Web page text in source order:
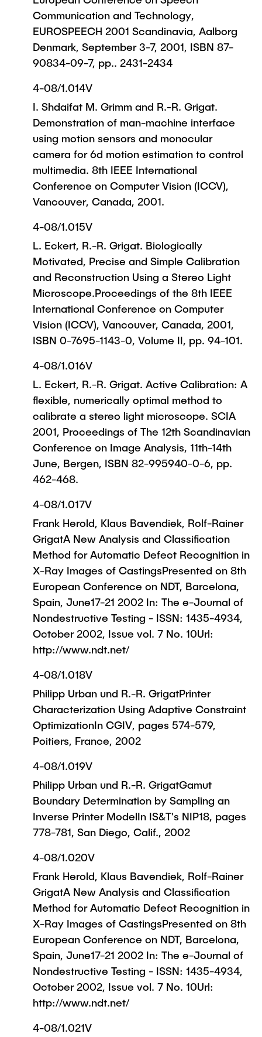
Communication and Technology,
EUROSPEECH 2001 Scandinavia, Aalborg
Denmark, September 3-7, 2001, ISBN 87-
90834-09-7, pp.. 2431-2434
4-08/1.014V
I. Shdaifat M. Grimm and R.-R. Grigat.
Demonstration of man-machine interface
using motion sensors and monocular
camera for 6d motion estimation to control
multimedia. 8th IEEE International
Conference on Computer Vision (ICCV),
Vancouver, Canada, 2001.
4-08/1.015V
L. Eckert, R.-R. Grigat. Biologically
Motivated, Precise and Simple Calibration
and Reconstruction Using a Stereo Light
Microscope.Proceedings of the 8th IEEE
International Conference on Computer
Vision (ICCV), Vancouver, Canada, 2001,
ISBN 0-7695-1143-0, Volume II, pp. 94-101.
4-08/1.016V
L. Eckert, R.-R. Grigat. Active Calibration: A
flexible, numerically optimal method to
calibrate a stereo light microscope. SCIA
2001, Proceedings of The 12th Scandinavian
Conference on Image Analysis, 11th-14th
June, Bergen, ISBN 82-995940-0-6, pp.
462-468.
4-08/1.017V
Frank Herold, Klaus Bavendiek, Rolf-Rainer
GrigatA New Analysis and Classification
Method for Automatic Defect Recognition in
X-Ray Images of CastingsPresented on 8th
European Conference on NDT, Barcelona,
Spain, June17-21 2002 In: The e-Journal of
Nondestructive Testing - ISSN: 1435-4934,
October 2002, Issue vol. 7 No. 10Url:
http://www.ndt.net/
4-08/1.018V
Philipp Urban und R.-R. GrigatPrinter
Characterization Using Adaptive Constraint
OptimizationIn CGIV, pages 574-579,
Poitiers, France, 2002
4-08/1.019V
Philipp Urban und R.-R. GrigatGamut
Boundary Determination by Sampling an
Inverse Printer ModelIn IS&T's NIP18, pages
778-781, San Diego, Calif., 2002
4-08/1.020V
Frank Herold, Klaus Bavendiek, Rolf-Rainer
GrigatA New Analysis and Classification
Method for Automatic Defect Recognition in
X-Ray Images of CastingsPresented on 8th
European Conference on NDT, Barcelona,
Spain, June17-21 2002 In: The e-Journal of
Nondestructive Testing - ISSN: 1435-4934,
October 2002, Issue vol. 7 No. 10Url:
http://www.ndt.net/
4-08/1.021V